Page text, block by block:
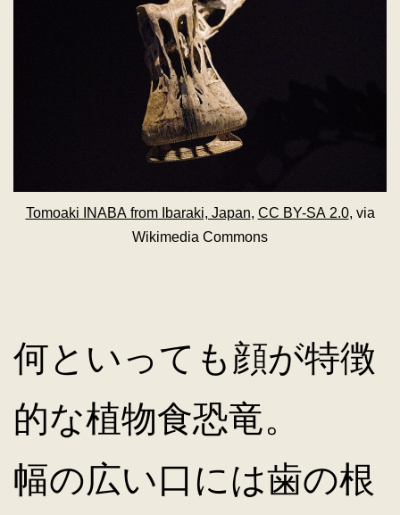
Tomoaki INABA from Ibaraki, Japan, CC BY-SA 2.0, via
Wikimedia Commons
何といっても顔が特徴
的な植物食恐竜。
幅の広い口には歯の根